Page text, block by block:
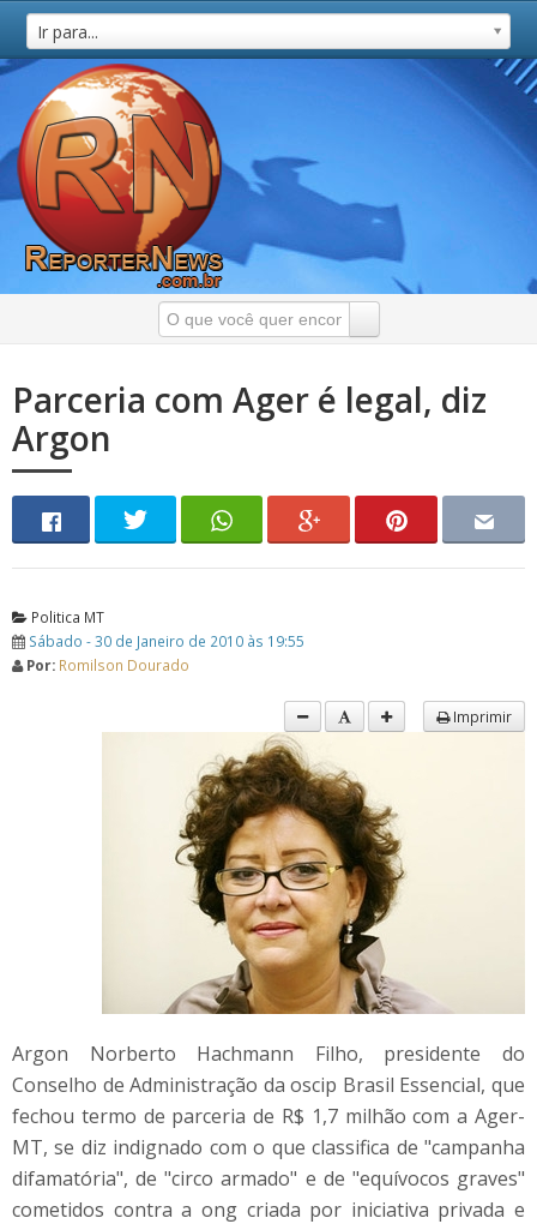
Ir para...
Parceria com Ager é legal, diz
Argon
Politica MT
Sábado - 30 de Janeiro de 2010 às 19:55
Por: Romilson Dourado
Imprimir
Argon Norberto Hachmann Filho, presidente do
Conselho de Administração da oscip Brasil Essencial, que
fechou termo de parceria de R$ 1,7 milhão com a Ager-
MT, se diz indignado com o que classifica de "campanha
difamatória", de "circo armado" e de "equívocos graves"
cometidos contra a ong criada por iniciativa privada e